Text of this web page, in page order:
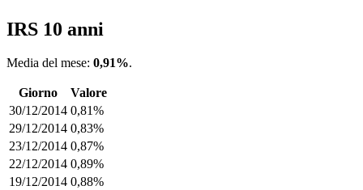
IRS 10 anni
Media del mese: 0,91%.
Giorno
Valore
30/12/2014 0,81%
29/12/2014 0,83%
23/12/2014 0,87%
22/12/2014 0,89%
19/12/2014 0,88%